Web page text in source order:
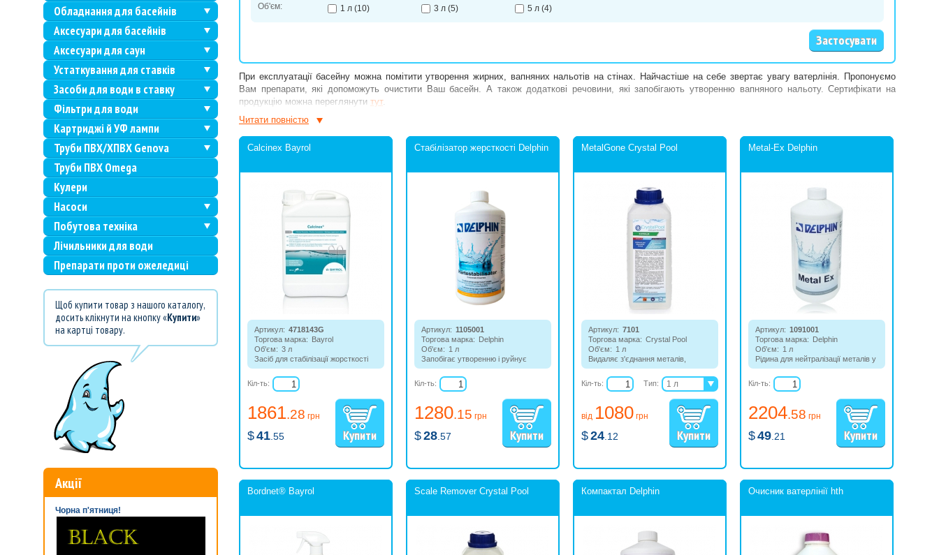
Об'єм: 1 л (10) 3 л (5) 5 л (4)
При експлуатації басейну можна помітити утворення жирних, вапняних нальотів на стінах. Найчастіше на себе звертає увагу ватерлінія. Пропонуємо
Вам препарати, які допоможуть очистити Ваш басейн. А також додаткові речовини, які запобігають утворенню вапняного нальоту. Сертифікати на
продукцію можна переглянути тут.
Читати повнiстю
Calcinex Bayrol
Артикул: 4718143G
Торгова марка: Bayrol
Об'єм: 3 л
Засіб для стабілізації жорсткості
води, рівня кальцію. Запобігає
відкладенню вапна на
облицюванні басейну і системах
1861.28 грн
$41 .55
Кіл-ть:
Стабілізатор жерсткості Delphin
Артикул: 1105001
Торгова марка: Delphin
Об'єм: 1 л
Запобігає утворенню і руйнує
відкладення вапняку і металів на
облицюванні басейну,
трубопроводі, обладнанні.
1280.15 грн
$28 .57
Кіл-ть:
MetalGone Crystal Pool
Артикул: 7101
Торгова марка: Crystal Pool
Об'єм: 1 л
Видаляє з'єднання металів,
знижує загальну жорсткість води.
від 1080 грн
$24 .12
Кіл-ть: Тип:
1 л
5 л
Metal-Ex Delphin
Артикул: 1091001
Торгова марка: Delphin
Об'єм: 1 л
Рідина для нейтралізації металів у
воді.
2204.58 грн
$49 .21
Кіл-ть:
Bordnet® Bayrol Scale Remover Crystal Pool Компактал Delphin Очисник ватерлінії hth
Обладнання для басейнів
Аксесуари для басейнів
Аксесуари для саун
Устаткування для ставків
Засоби для води в ставку
Фільтри для води
Картриджі й УФ лампи
Труби ПВХ/ХПВХ Genova
Труби ПВХ Omega
Кулери
Насоси
Побутова техніка
Лічильники для води
Препарати проти ожеледиці
Щоб купити товар з нашого каталогу,
досить клікнути на кнопку «Купити»
на картці товару.
Акції
Чорна п'ятниця!